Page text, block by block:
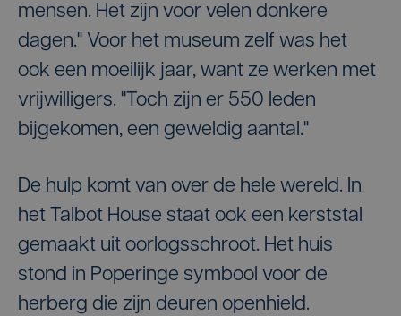
mensen. Het zijn voor velen donkere
dagen." Voor het museum zelf was het
ook een moeilijk jaar, want ze werken met
vrijwilligers. "Toch zijn er 550 leden
bijgekomen, een geweldig aantal."
De hulp komt van over de hele wereld. In
het Talbot House staat ook een kerststal
gemaakt uit oorlogsschroot. Het huis
stond in Poperinge symbool voor de
herberg die zijn deuren openhield.